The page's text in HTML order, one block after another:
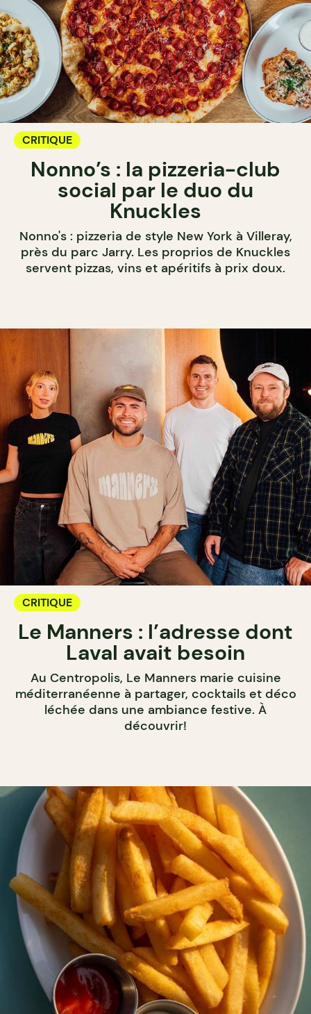
CRITIQUE
Nonno’s : la pizzeria-club
social par le duo du
Knuckles
Nonno's : pizzeria de style New York à Villeray,
près du parc Jarry. Les proprios de Knuckles
servent pizzas, vins et apéritifs à prix doux.
CRITIQUE
Le Manners : l’adresse dont
Laval avait besoin
Au Centropolis, Le Manners marie cuisine
méditerranéenne à partager, cocktails et déco
léchée dans une ambiance festive. À
découvrir!